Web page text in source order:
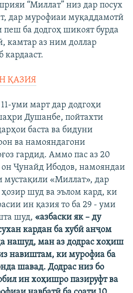
“Миллат” низ дар посух
дар мурофиаи муқаддамотӣ
пеш ба додгоҳ шикоят бурда
камтар аз ним доллар
кардааст.
ҚАЗИЯ
уми март дар додгоҳи
Душанбе, пойтахти
баста ва бидуни
ва намояндагони
гардид. Аммо пас аз 20
Ҷунайд Ибодов, намояндаи
мустақили «Миллат», дар
шуд ва эълом кард, ки
ин қазия то ба 29 - уми
шуд, «азбаски як – ду
кардан ба хубӣ анҷом
нашуд, ман аз додрас хоҳиш
навиштам, ки мурофиа ба
шавад. Додрас низ бо
ин хоҳишро пазируфт ва